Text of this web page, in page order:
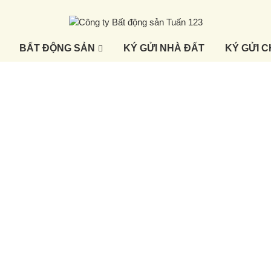
BẤT ĐỘNG SẢN KÝ GỬI NHÀ ĐẤT KÝ GỬI